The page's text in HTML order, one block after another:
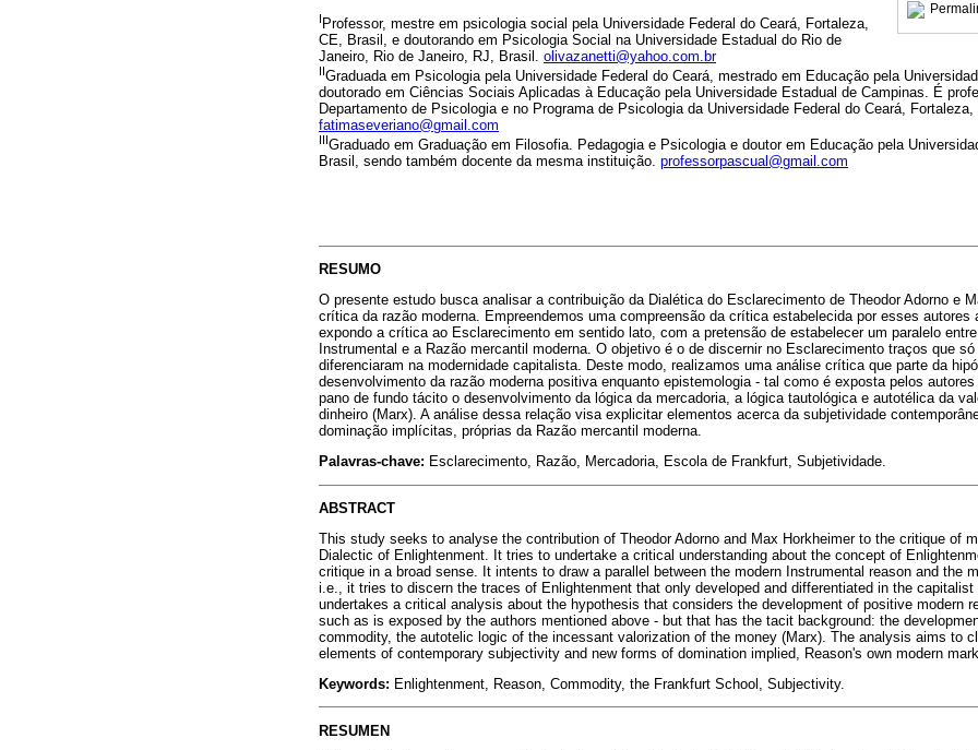
IProfessor, mestre em psicologia social pela Universidade Federal do Ceará, Fortaleza,
CE, Brasil, e doutorando em Psicologia Social na Universidade Estadual do Rio de
Janeiro, Rio de Janeiro, RJ, Brasil. olivazanetti@yahoo.com.br
IIGraduada em Psicologia pela Universidade Federal do Ceará, mestrado em Educação pela
doutorado em Ciências Sociais Aplicadas à Educação pela Universidade Estadual de Campinas. É
Departamento de Psicologia e no Programa de Psicologia da Universidade Federal do Ceará,
fatimaseveriano@gmail.com
IIIGraduado em Graduação em Filosofia. Pedagogia e Psicologia e doutor em Educação pela
Brasil, sendo também docente da mesma instituição. professorpascual@gmail.com
RESUMO
O presente estudo busca analisar a contribuição da Dialética do Esclarecimento de Theodor Adorno e
crítica da razão moderna. Empreendemos uma compreensão da crítica estabelecida por esses autores
expondo a crítica ao Esclarecimento em sentido lato, com a pretensão de estabelecer um paralelo
Instrumental e a Razão mercantil moderna. O objetivo é o de discernir no Esclarecimento traços que
diferenciaram na modernidade capitalista. Deste modo, realizamos uma análise crítica que parte da
desenvolvimento da razão moderna positiva enquanto epistemologia - tal como é exposta pelos
pano de fundo tácito o desenvolvimento da lógica da mercadoria, a lógica tautológica e autotélica da
dinheiro (Marx). A análise dessa relação visa explicitar elementos acerca da subjetividade
dominação implícitas, próprias da Razão mercantil moderna.
Palavras-chave: Esclarecimento, Razão, Mercadoria, Escola de Frankfurt, Subjetividade.
ABSTRACT
This study seeks to analyse the contribution of Theodor Adorno and Max Horkheimer to the critique of
Dialectic of Enlightenment. It tries to undertake a critical understanding about the concept of
critique in a broad sense. It intents to draw a parallel between the modern Instrumental reason and the
i.e., it tries to discern the traces of Enlightenment that only developed and differentiated in the
undertakes a critical analysis about the hypothesis that considers the development of positive modern
such as is exposed by the authors mentioned above - but that has the tacit background: the
commodity, the autotelic logic of the incessant valorization of the money (Marx). The analysis aims to
elements of contemporary subjectivity and new forms of domination implied, Reason's own modern
Keywords: Enlightenment, Reason, Commodity, the Frankfurt School, Subjectivity.
RESUMEN